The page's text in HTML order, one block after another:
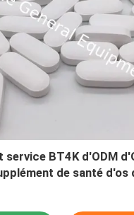
service BT4K d'ODM
de santé d'os